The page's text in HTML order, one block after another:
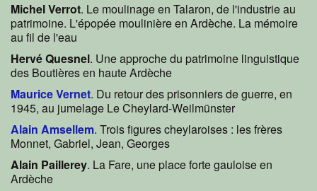
Michel Verrot. Le moulinage en Talaron, de l'industrie au
patrimoine. L'épopée moulinière en Ardèche. La mémoire
au fil de l'eau
Hervé Quesnel. Une approche du patrimoine linguistique
des Boutières en haute Ardèche
Maurice Vernet. Du retour des prisonniers de guerre, en
1945, au jumelage Le Cheylard-Weilmünster
Alain Amsellem. Trois figures cheylaroises : les frères
Monnet, Gabriel, Jean, Georges
Alain Paillerey. La Fare, une place forte gauloise en
Ardèche